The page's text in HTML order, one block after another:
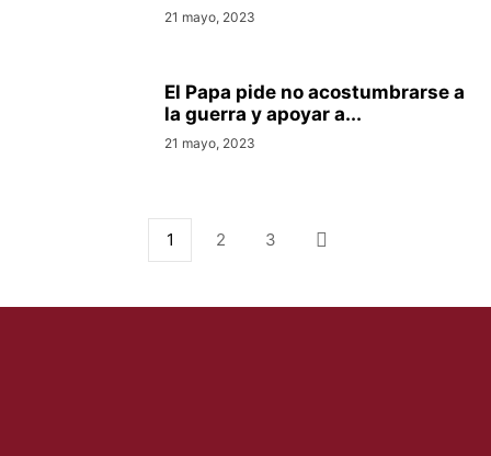
21 mayo, 2023
El Papa pide no acostumbrarse a
la guerra y apoyar a...
21 mayo, 2023
1 2 3